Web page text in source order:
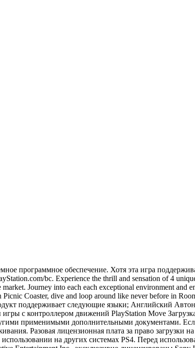
программное обеспечение. Хотя эта игра
bc. Experience the thrill and sensation of 4
Journey into each each exceptional environment and
Coaster, dive and loop around like never before in
поддерживает следующие языки; Английский
с контроллером движений PlayStation Move
применимыми дополнительными документами.
Разовая лицензионная плата за право загрузки
на других системах PS4. Перед